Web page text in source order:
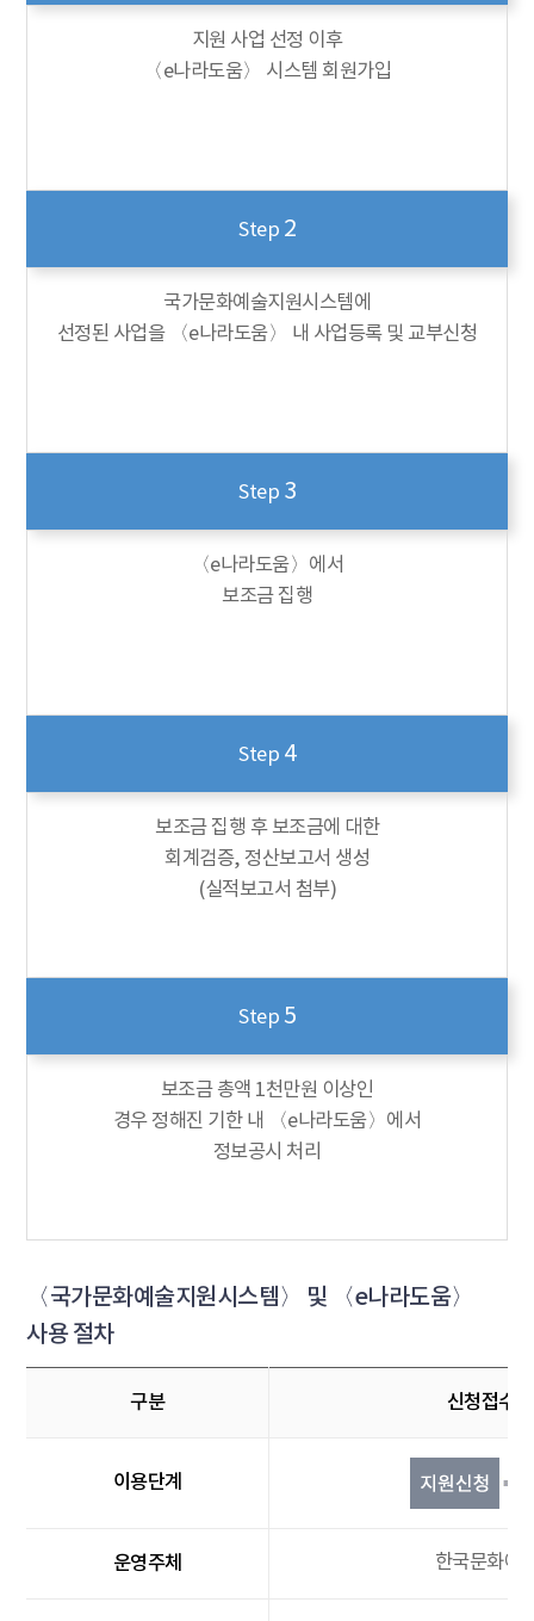
지원 사업 선정 이후
〈e나라도움〉 시스템 회원가입
Step 2
국가문화예술지원시스템에
선정된 사업을 〈e나라도움〉 내 사업등록 및 교부신청
Step 3
〈e나라도움〉에서
보조금 집행
Step 4
보조금 집행 후 보조금에 대한
회계검증, 정산보고서 생성
(실적보고서 첨부)
Step 5
보조금 총액 1천만원 이상인
경우 정해진 기한 내 〈e나라도움〉에서
정보공시 처리
〈국가문화예술지원시스템〉 및 〈e나라도움〉
사용 절차
구분 신청접수
이용단계
운영주체 한국문화예